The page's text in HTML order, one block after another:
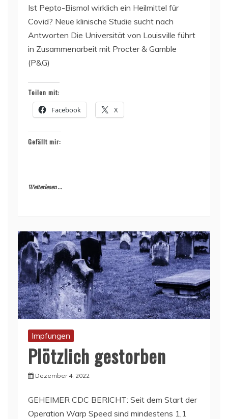
Ist Pepto-Bismol wirklich ein Heilmittel für
Covid? Neue klinische Studie sucht nach
Antworten Die Universität von Louisville führt
in Zusammenarbeit mit Procter & Gamble
(P&G)
Teilen mit:
Facebook X
Gefällt mir:
Weiterlesen ...
Impfungen
Plötzlich gestorben
Dezember 4, 2022
GEHEIMER CDC BERICHT: Seit dem Start der
Operation Warp Speed sind mindestens 1,1